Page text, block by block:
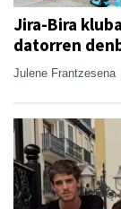
Jira-Bira
datorren
Julene Frantzesena